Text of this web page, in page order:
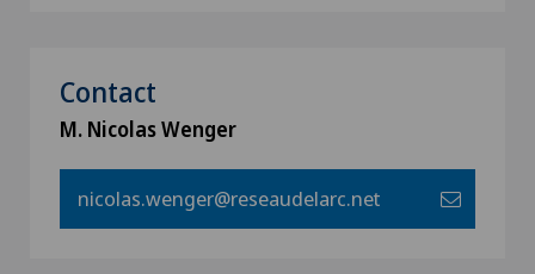
Contact
M. Nicolas Wenger
nicolas.wenger@reseaudelarc.net